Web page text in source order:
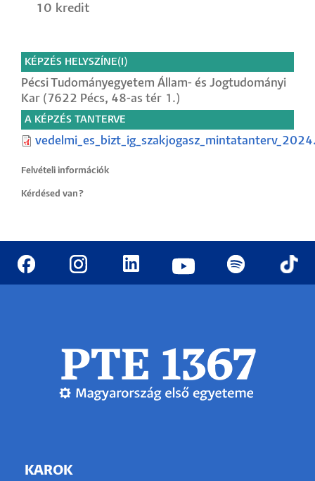
10 kredit
KÉPZÉS HELYSZÍNE(I)
Pécsi Tudományegyetem Állam- és Jogtudományi
Kar (7622 Pécs, 48-as tér 1.)
A KÉPZÉS TANTERVE
Felvételi információk
Kérdésed van?
KAROK